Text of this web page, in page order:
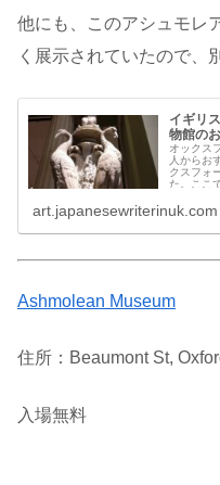
他にも、このアシュモレ
く展示されていたので、
イギリ
物館の
オックス
人からお
クスフォ
た。ここ
art.japanesewriterinuk.com
Ashmolean Museum
住所：Beaumont St,
入場無料